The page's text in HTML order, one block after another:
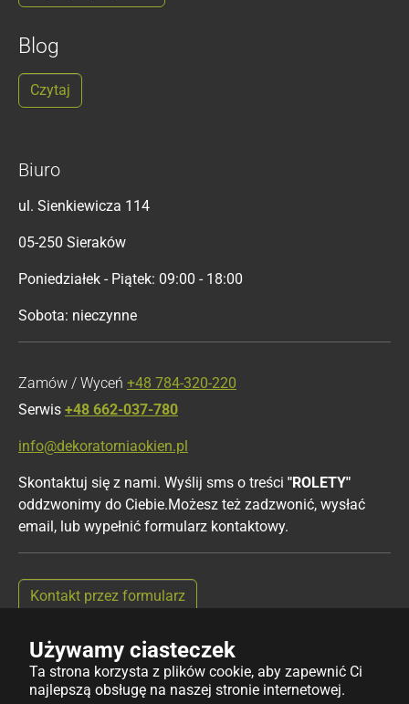
Używamy ciasteczek
Ta strona korzysta z plików cookie, aby zapewnić Ci
najlepszą obsługę na naszej stronie internetowej.
Blog
Czytaj
Biuro
ul. Sienkiewicza 114
05-250 Sieraków
Poniedziałek - Piątek: 09:00 - 18:00
Sobota: nieczynne
Zamów / Wyceń +48 784-320-220
Serwis +48 662-037-780
info@dekoratorniaokien.pl
Skontaktuj się z nami. Wyślij sms o treści "ROLETY"
oddzwonimy do Ciebie.Możesz też zadzwonić, wysłać
email, lub wypełnić formularz kontaktowy.
Kontakt przez formularz
Copyright © 2025 dekoratorniaokien.pl | Wszystkie prawa